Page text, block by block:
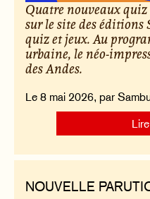
Quatre nouveaux
sur le site des
quiz et jeux. Au
urbaine, le néo-
des Andes.
Le 8 mai 2026, par
NOUVELLE